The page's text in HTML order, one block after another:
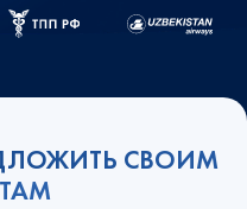
СВОИМ